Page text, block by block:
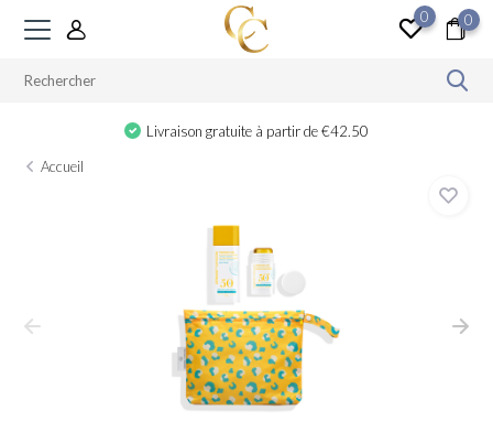
0 0
Cadeau à partir de €100
Accueil